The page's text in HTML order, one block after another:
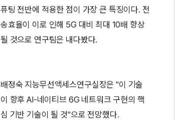
퓨팅 전반에 적용한 점이 가장 큰 특징이다. 전
송효율이 이로 인해 5G 대비 최대 10배 향상
될 것으로 연구팀은 내다봤다.
배정숙 지능무선액세스연구실장은 "이 기술
이 향후 AI-네이티브 6G 네트워크 구현의 핵
심 기반 기술이 될 것"으로 전망했다.